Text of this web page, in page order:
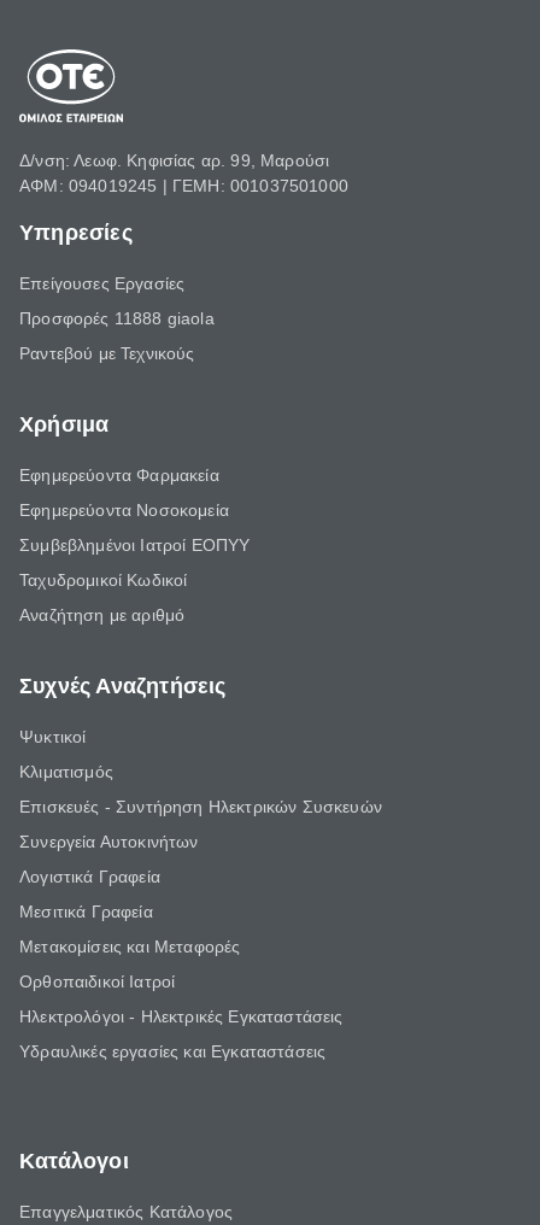
Δ/νση: Λεωφ. Κηφισίας αρ. 99, Μαρούσι
ΑΦΜ: 094019245 | ΓΕΜΗ: 001037501000
Υπηρεσίες
Επείγουσες Εργασίες
Προσφορές 11888 giaola
Ραντεβού με Τεχνικούς
Χρήσιμα
Εφημερεύοντα Φαρμακεία
Εφημερεύοντα Νοσοκομεία
Συμβεβλημένοι Ιατροί ΕΟΠΥΥ
Ταχυδρομικοί Κωδικοί
Αναζήτηση με αριθμό
Συχνές Αναζητήσεις
Ψυκτικοί
Κλιματισμός
Επισκευές - Συντήρηση Ηλεκτρικών Συσκευών
Συνεργεία Αυτοκινήτων
Λογιστικά Γραφεία
Μεσιτικά Γραφεία
Μετακομίσεις και Μεταφορές
Ορθοπαιδικοί Ιατροί
Ηλεκτρολόγοι - Ηλεκτρικές Εγκαταστάσεις
Υδραυλικές εργασίες και Εγκαταστάσεις
Κατάλογοι
Επαγγελματικός Κατάλογος